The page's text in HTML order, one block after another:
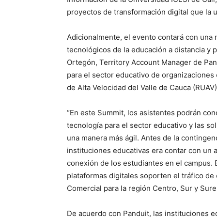
proyectos de transformación digital que la
Adicionalmente, el evento contará con
tecnológicos de la educación a distancia y
Ortegón, Territory Account Manager de
para el sector educativo de
de Alta Velocidad del Valle de Cauca
“En este Summit, los asistentes podrán
tecnología para el sector educativo y las
una manera más ágil. Antes de la
instituciones educativas era contar con un
conexión de los estudiantes en el campus.
plataformas digitales soporten el tráfico de
Comercial para la región Centro, Sur y
De acuerdo con Panduit, las instituciones